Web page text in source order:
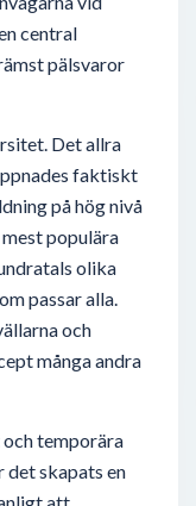
central
pälsvaror
Det allra
faktiskt
på hög nivå
populära
olika
passar alla.
och
många andra
temporära
det skapats en